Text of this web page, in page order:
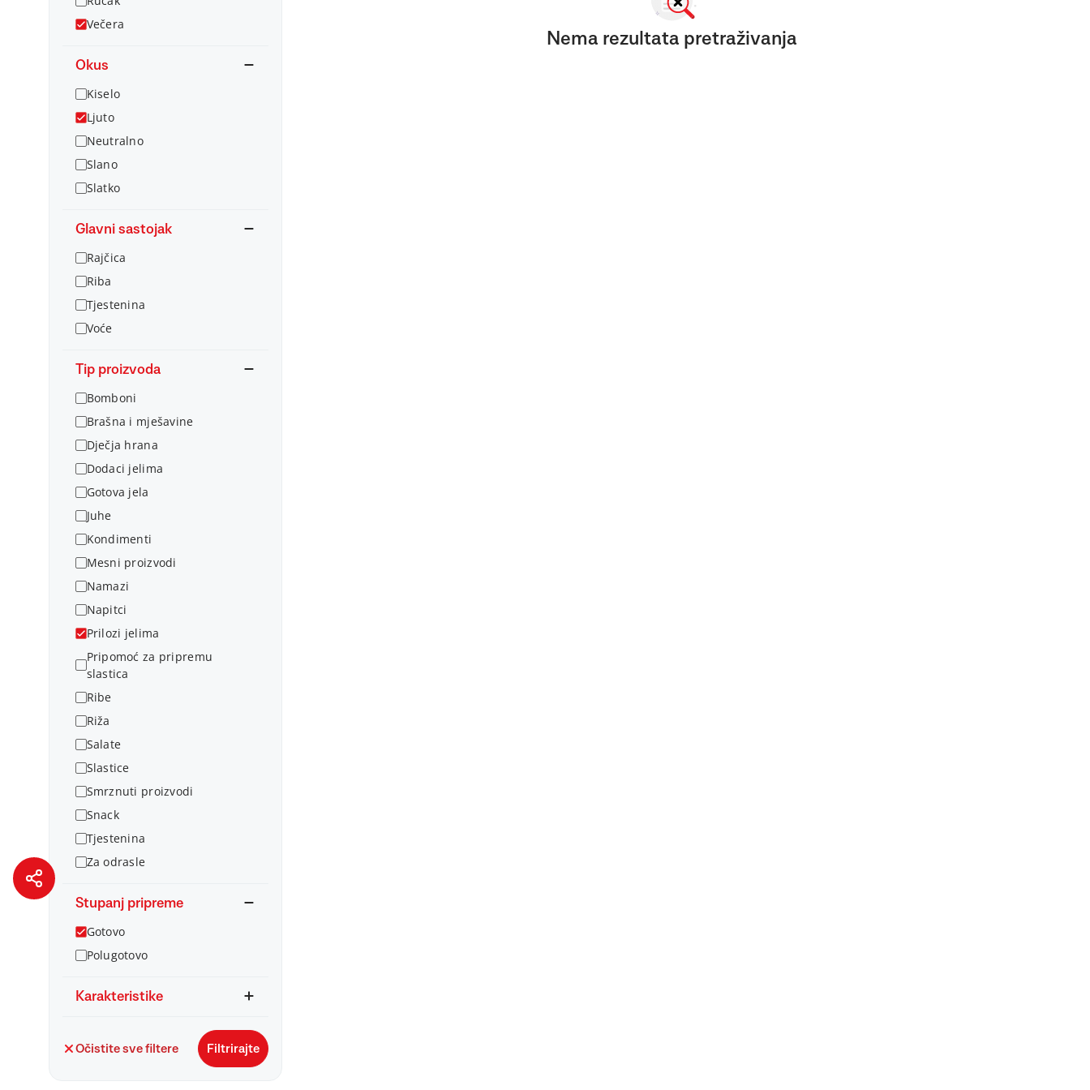
Večera
Okus
Kiselo
Ljuto
Neutralno
Slano
Slatko
Glavni sastojak
Rajčica
Riba
Tjestenina
Voće
Tip proizvoda
Bomboni
Brašna i mješavine
Dječja hrana
Dodaci jelima
Gotova jela
Juhe
Kondimenti
Mesni proizvodi
Namazi
Napitci
Prilozi jelima
Pripomoć za pripremu
slastica
Ribe
Riža
Salate
Slastice
Smrznuti proizvodi
Snack
Tjestenina
Za odrasle
Stupanj pripreme
Gotovo
Polugotovo
Karakteristike
Očistite sve filtere Filtrirajte
Nema rezultata pretraživanja